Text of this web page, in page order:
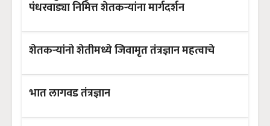
पंधरवाड्या निमित्त शेतकऱ्यांना मार्गदर्शन
शेतकऱ्यांनो शेतीमध्ये जिवामृत तंत्रज्ञान महत्वाचे
भात लागवड तंत्रज्ञान